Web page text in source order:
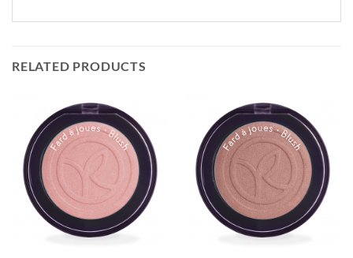
RELATED PRODUCTS